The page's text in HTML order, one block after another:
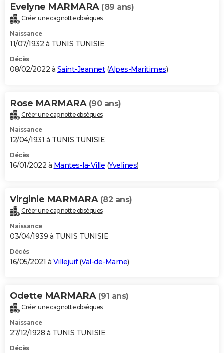
Evelyne MARMARA (89 ans)
Créer une cagnotte obsèques
Naissance
11/07/1932 à TUNIS TUNISIE
Décès
08/02/2022 à Saint-Jeannet(Alpes-Maritimes)
Rose MARMARA (90 ans)
Créer une cagnotte obsèques
Naissance
12/04/1931 à TUNIS TUNISIE
Décès
16/01/2022 à Mantes-la-Ville (Yvelines)
Virginie MARMARA (82 ans)
Créer une cagnotte obsèques
Naissance
03/04/1939 à TUNIS TUNISIE
Décès
16/05/2021 à Villejuif(Val-de-Marne)
Odette MARMARA (91 ans)
Créer une cagnotte obsèques
Naissance
27/12/1928 à TUNIS TUNISIE
Décès